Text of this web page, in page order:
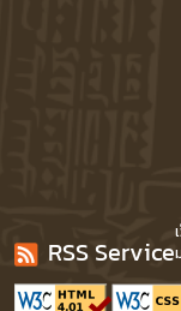
RSS Service